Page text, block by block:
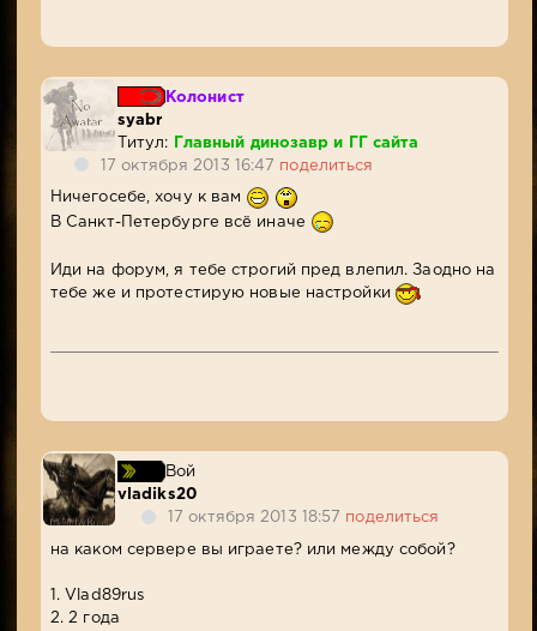
Колонист
syabr
Титул:
Главный динозавр и ГГ сайта
17 октября 2013 16:47 поделиться
Ничегосебе, хочу к вам
В Санкт-Петербурге всё иначе
Иди на форум, я тебе строгий пред влепил. Заодно на
тебе же и протестирую новые настройки
Вой
vladiks20
17 октября 2013 18:57
поделиться
на каком сервере вы играете? или между собой?
1. Vlad89rus
2. 2 года